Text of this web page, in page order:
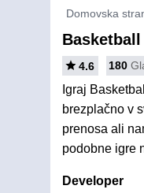
Domovska
Basketball
4.6 180
Igraj
brezplačno v
prenosa ali
podobne igre
Developer